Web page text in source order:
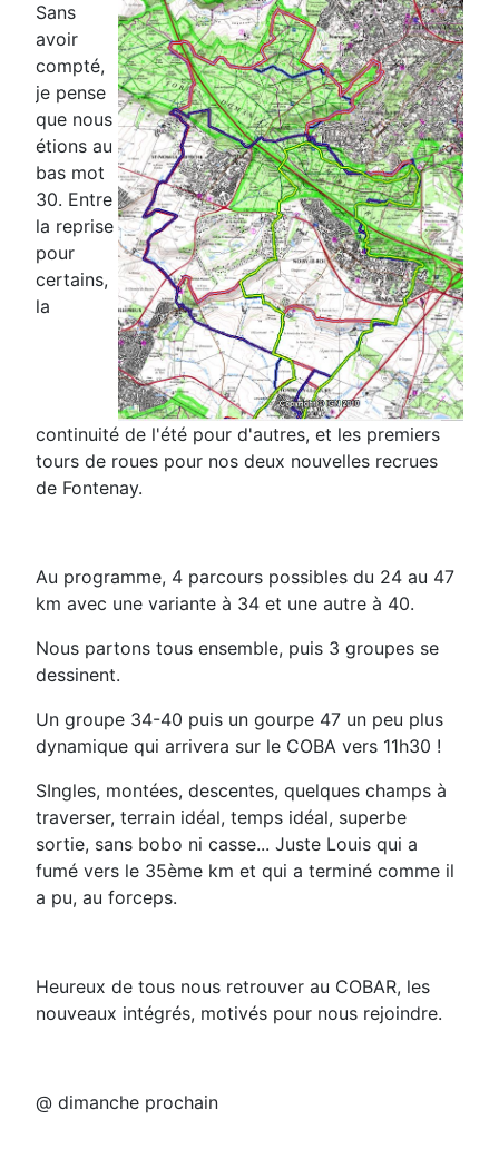
Sans
avoir
compté,
je pense
que nous
étions au
bas mot
30. Entre
la reprise
pour
certains,
la
continuité de l'été pour d'autres, et les premiers
tours de roues pour nos deux nouvelles recrues
de Fontenay.
Au programme, 4 parcours possibles du 24 au 47
km avec une variante à 34 et une autre à 40.
Nous partons tous ensemble, puis 3 groupes se
dessinent.
Un groupe 34-40 puis un gourpe 47 un peu plus
dynamique qui arrivera sur le COBA vers 11h30 !
SIngles, montées, descentes, quelques champs à
traverser, terrain idéal, temps idéal, superbe
sortie, sans bobo ni casse... Juste Louis qui a
fumé vers le 35ème km et qui a terminé comme il
a pu, au forceps.
Heureux de tous nous retrouver au COBAR, les
nouveaux intégrés, motivés pour nous rejoindre.
@ dimanche prochain